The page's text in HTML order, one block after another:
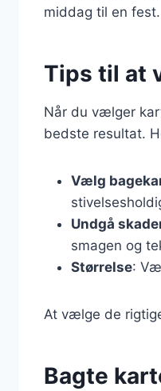
middag til en fest.
Tips til at
Når du vælger
bedste resultat.
Vælg
Undgå
smagen og
Størrelse:
At vælge de
Bagte